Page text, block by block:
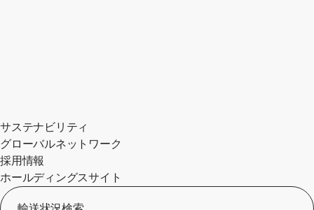
サステナビリティ
グローバルネットワーク
採用情報
ホールディングスサイト